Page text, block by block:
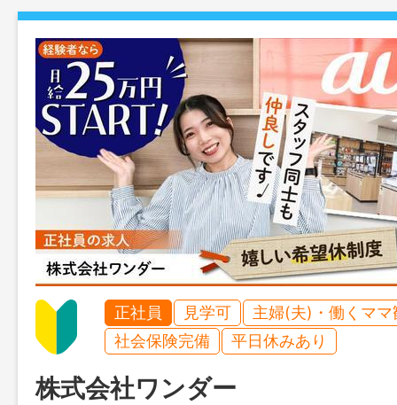
正社員 見学可
主婦(夫)・働くママ
社会保険完備
平日休みあり
株式会社ワンダー